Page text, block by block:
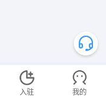
入驻 我的